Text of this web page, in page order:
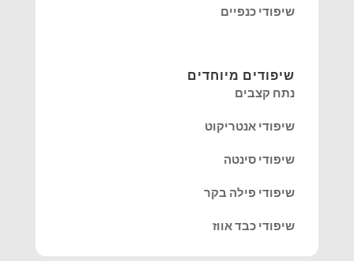
שיפודי כנפיים
שיפודים מיוחדים
נתח קצבים
שיפודי אנטריקוט
שיפודי סינטה
שיפודי פילה בקר
שיפודי כבד אווז